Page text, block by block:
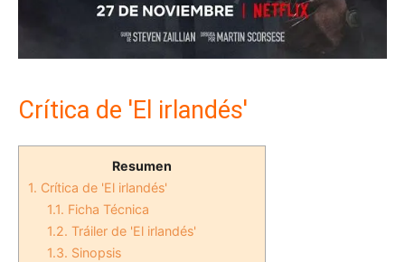
Crítica de 'El irlandés'
Resumen
1. Crítica de 'El irlandés'
1.1. Ficha Técnica
1.2. Tráiler de 'El irlandés'
1.3. Sinopsis